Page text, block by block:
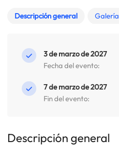
Descripción general Galería
3 de marzo de 2027
Fecha del evento:
7 de marzo de 2027
Fin del evento:
Descripción general